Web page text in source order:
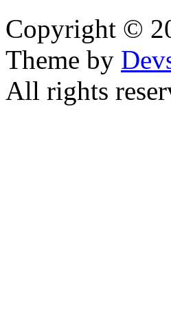
Copyright ©
Theme by
All rights